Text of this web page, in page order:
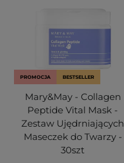
PROMOCJA BESTSELLER
Mary&May - Collagen
Peptide Vital Mask -
Zestaw Ujędrniających
Maseczek do Twarzy -
30szt